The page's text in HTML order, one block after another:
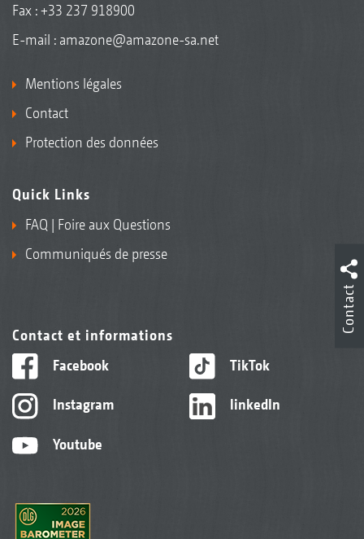
Fax : +33 237 918900
E-mail : amazone@amazone-sa.net
Mentions légales
Contact
Protection des données
Quick Links
FAQ | Foire aux Questions
Communiqués de presse
Contact et informations
Facebook
Instagram
Youtube
TikTok
linkedIn
Contact